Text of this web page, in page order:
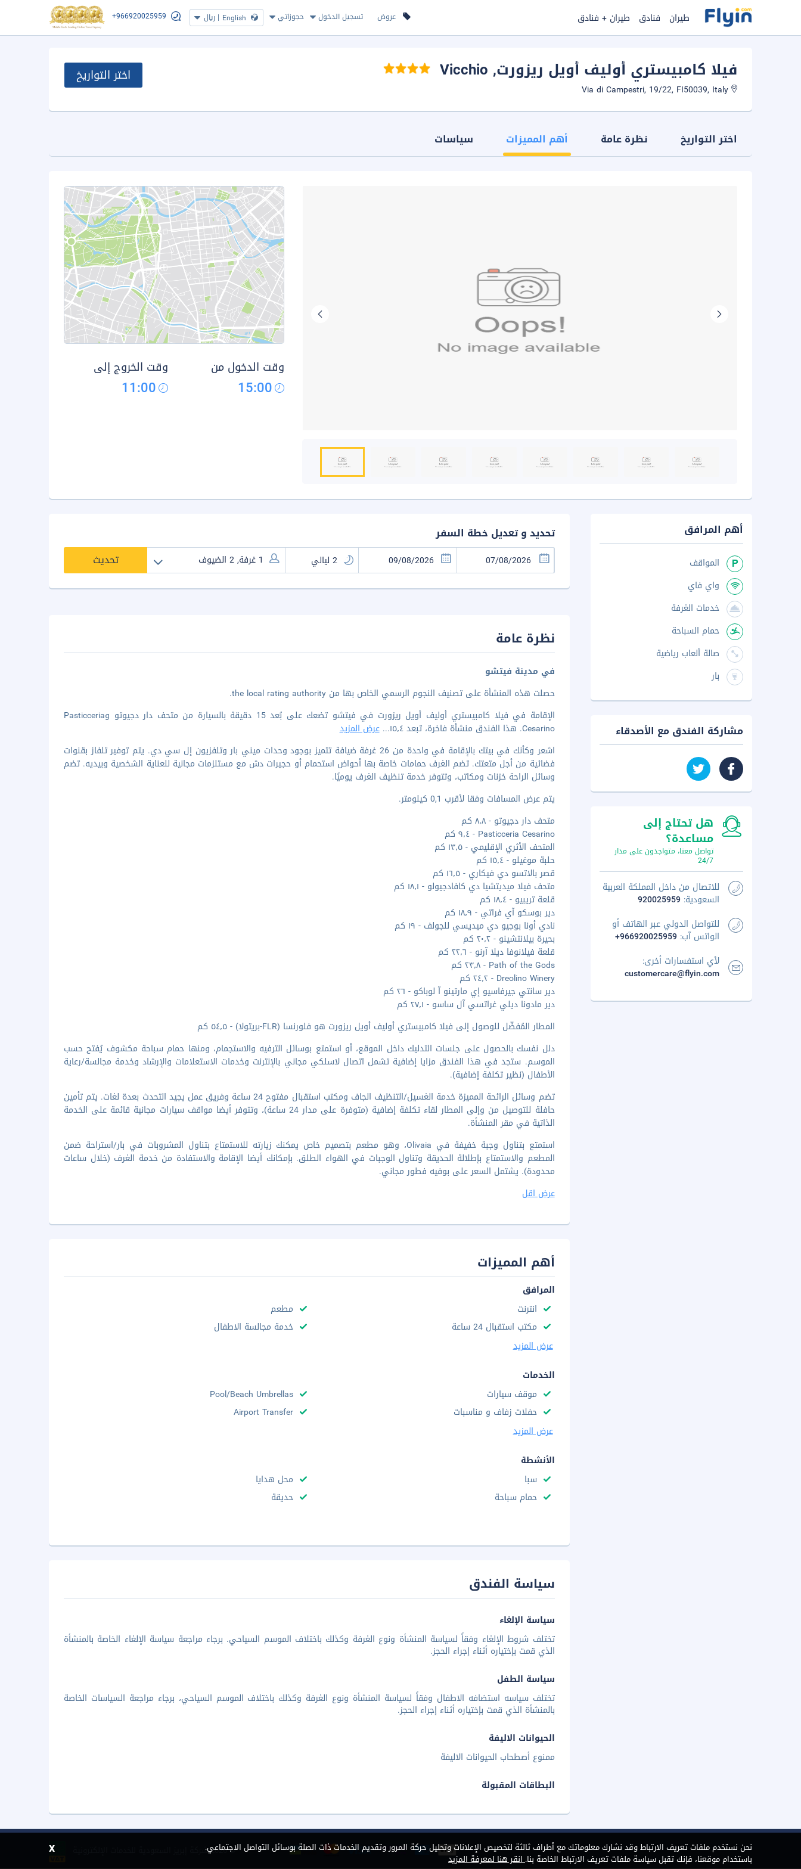
عروض تسجيل الدخول حجوزاتي English
| ريال +966920025959 طيران فنادق طيران + فنادق
فيلا كامبيستري أوليف أويل ريزورت, Vicchio اختر التواريخ
اختر التواريخ نظرة عامة أهم المميزات سياسات
وقت الدخول من
15:00
وقت الخروج إلى
11:00
تحديد و تعديل خطة السفر
تحديث
نظرة عامة
في مدينة فيتشو
حصلت هذه المنشأة على تصنيف النجوم الرسمي الخاص بها من the local rating authority.
الإقامة في فيلا كامبيستري أوليف أويل ريزورت في فيتشو تضعك على بُعد 15 دقيقة بالسيارة من متحف دار دجيوتو وPasticceria
Cesarino. هذا الفندق منشأة فاخرة، تبعد ١٥٫٤
...عرض المزيد
اشعر وكأنك في بيتك بالإقامة في واحدة من 26 غرفة ضيافة تتميز بوجود وحدات ميني بار وتلفزيون إل سي دي. يتم توفير تلفاز بقنوات
فضائية من أجل متعتك. تضم الغرف حمامات خاصة بها أحواض استحمام أو حجيرات دش مع مستلزمات مجانية للعناية الشخصية وبيديه. تضم
وسائل الراحة خزنات ومكاتب، وتتوفر خدمة تنظيف الغرف يوميًا.
يتم عرض المسافات وفقا لأقرب 0,1 كيلومتر.
متحف دار دجيوتو - ٨٫٨ كم
Pasticceria Cesarino - ٩٫٤ كم
المتحف الأثري الإقليمي - ١٣٫٥ كم
حلبة موغيلو - ١٥٫٤ كم
قصر بالاتسو دي فيكاري - ١٦٫٥ كم
متحف فيلا ميديتشيا دي كافادجيولو - ١٨٫١ كم
قلعة تريبيو - ١٨٫٤ كم
دير بوسكو آي فراتي - ١٨٫٩ كم
نادي أونا بوجيو دي ميديسي للجولف - ١٩ كم
بحيرة بيلانتشينو - ٢٠٫٢ كم
قلعة فيلانوفا ديلا آرنو - ٢٢٫٦ كم
Path of the Gods - ٢٣٫٨ كم
Dreolino Winery - ٢٤٫٢ كم
دير سانتي جيرفاسيو إي مارتينو آ لوباكو - ٢٦ كم
دير مادونا ديلي غراتسي آل ساسو - ٢٧٫١ كم
المطار المُفضّل للوصول إلى فيلا كامبيستري أوليف أويل ريزورت هو فلورنسا (FLR-بريتولا) - ٥٤٫٥ كم
دلل نفسك بالحصول على جلسات التدليك داخل الموقع، أو استمتع بوسائل الترفيه والاستجمام، ومنها حمام سباحة مكشوف يُفتح حسب
الموسم. ستجد في هذا الفندق مزايا إضافية تشمل اتصال لاسلكي مجاني بالإنترنت وخدمات الاستعلامات والإرشاد وخدمة مجالسة/رعاية
الأطفال (نظير تكلفة إضافية).
تضم وسائل الرائحة المميزة خدمة الغسيل/التنظيف الجاف ومكتب استقبال مفتوح 24 ساعة وفريق عمل يجيد التحدث بعدة لغات. يتم تأمين
حافلة للتوصيل من وإلى المطار لقاء تكلفة إضافية (متوفرة على مدار 24 ساعة)، وتتوفر أيضا مواقف سيارات مجانية قائمة على الخدمة
الذاتية في مقر المنشأة.
استمتع بتناول وجبة خفيفة في Olivaia، وهو مطعم بتصميم خاص يمكنك زيارته للاستمتاع بتناول المشروبات في بار/استراحة ضمن
المطعم والاستمتاع بإطلالة الحديقة وتناول الوجبات في الهواء الطلق. بإمكانك أيضا الإقامة والاستفادة من خدمة الغرف (خلال ساعات
محدودة). يشتمل السعر على بوفيه فطور مجاني.
عرض اقل
أهم المميزات
المرافق
انترنت
مطعم
مكتب استقبال 24 ساعة
خدمة مجالسة الاطفال
عرض المزيد
الخدمات
موقف سيارات
Pool/Beach Umbrellas
حفلات زفاف و مناسبات
Airport Transfer
عرض المزيد
الأنشطة
سبا
محل هدايا
حمام سباحة
حديقة
سياسة الفندق
سياسة الإلغاء
تختلف شروط الإلغاء وفقاً لسياسة المنشأة ونوع الغرفة وكذلك باختلاف الموسم السياحي. برجاء مراجعة سياسة الإلغاء الخاصة بالمنشأة
الذي قمت بإختياره أثناء إجراء الحجز.
سياسة الطفل
تختلف سياسه استضافه الاطفال وفقاً لسياسة المنشأة ونوع الغرفة وكذلك باختلاف الموسم السياحي، برجاء مراجعة السياسات الخاصة
بالمنشأة الذي قمت بإختياره أثناء إجراء الحجز.
الحيوانات الاليفة
ممنوع أصطحاب الحيوانات الاليفة
البطاقات المقبولة
أهم المرافق
المواقف
واي فاي
خدمات الغرفة
حمام السباحة
صالة ألعاب رياضية
بار
مشاركة الفندق مع الأصدقاء
هل تحتاج إلى
مساعدة؟
تواصل معنا، متواجدون على مدار
24/7
للاتصال من داخل المملكة العربية
السعودية: 920025959
للتواصل الدولي عبر الهاتف أو
الواتس آب: +966920025959
لأي استفسارات أخرى:
customercare@flyin.com
©2026 شركة إبريز السعودية للخدمات الإلكترونية
نحن نستخدم ملفات تعريف الارتباط وقد نشارك معلوماتك مع أطراف ثالثة لتخصيص الإعلانات وتحليل حركة المرور وتقديم الخدمات ذات الصلة بوسائل التواصل الاجتماعي.
باستخدام موقعنا، فإنك تقبل سياسة ملفات تعريف الارتباط الخاصة بنا.انقر هنا لمعرفة المزيد
x